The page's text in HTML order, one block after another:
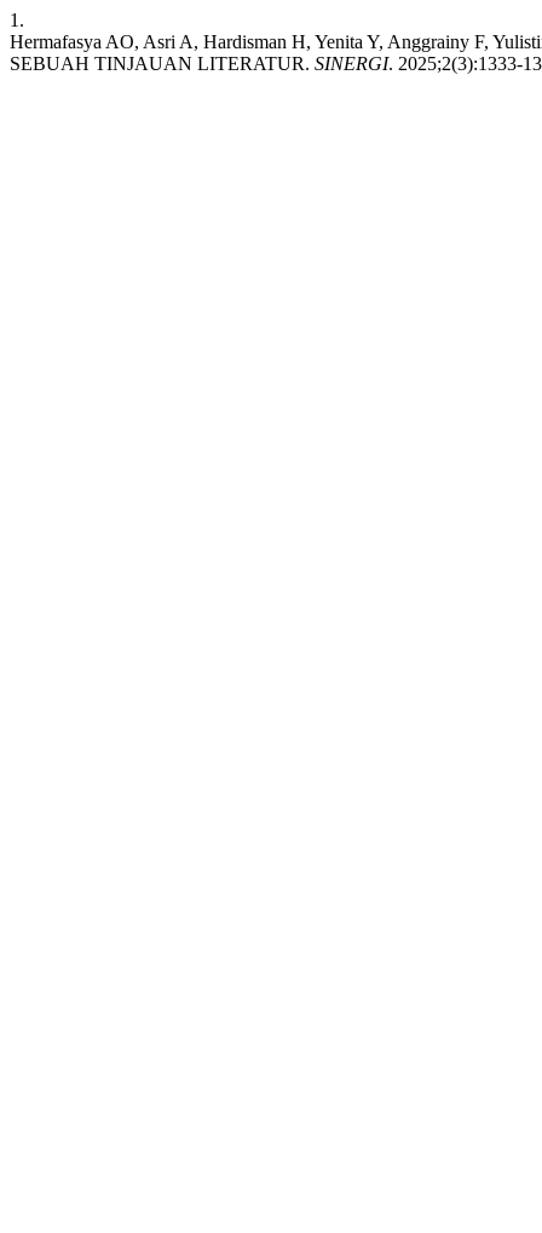
1.
Hermafasya AO, Asri A, Hardisman H, Yenita Y, Anggrainy F,
SEBUAH TINJAUAN LITERATUR. SINERGI. 2025;2(3):1333-